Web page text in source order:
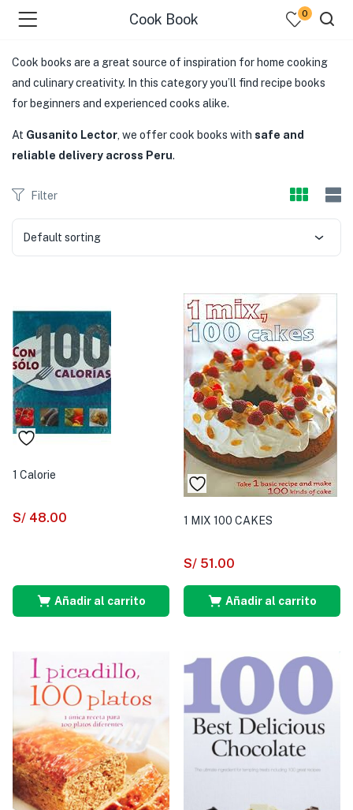
Cook Book 0
Cook books are a great source of inspiration for home cooking
and culinary creativity. In this category you’ll find recipe books
for beginners and experienced cooks alike.
At Gusanito Lector , we offer cook books with safe and
reliable delivery across Peru.
Filter
Default sorting
1 Calorie
S/ 48.00
Añadir al carrito
1 MIX 100 CAKES
S/ 51.00
Añadir al carrito